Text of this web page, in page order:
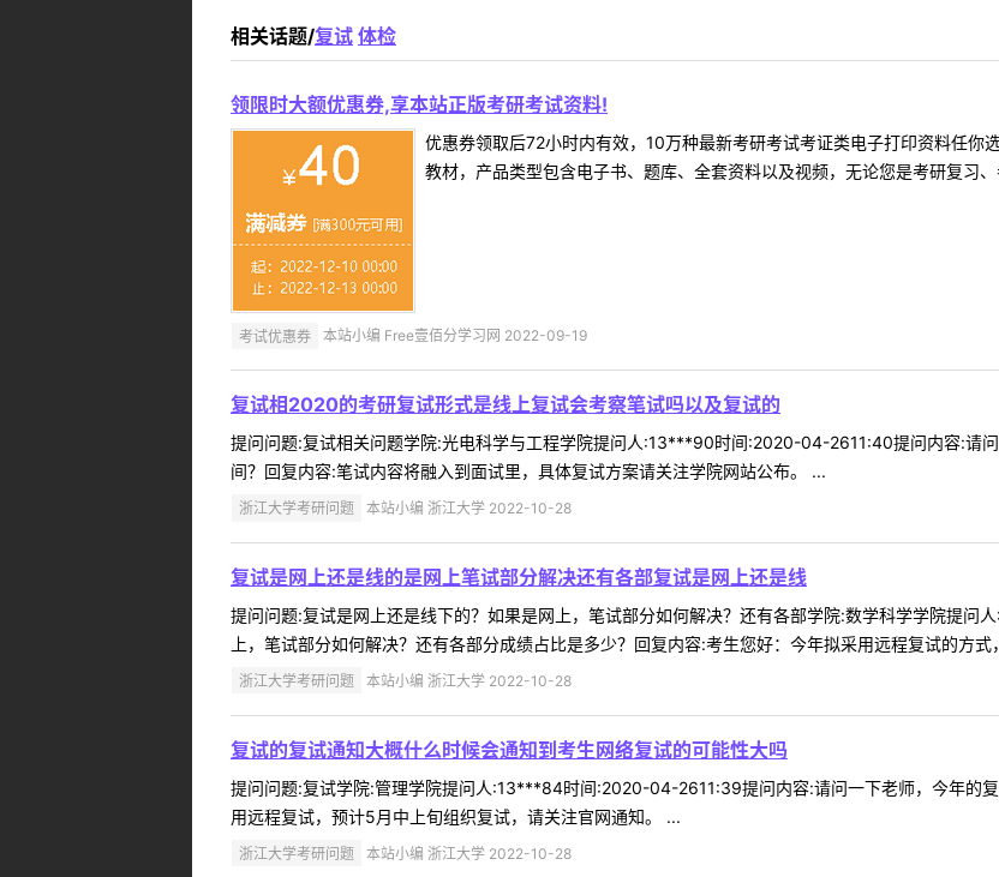
相关话题/复试 体检
领限时大额优惠券,享本站正版考研考试资料!
优惠券领取后72小时内有效，10万种最新考研考试考证类电子打印资料任
教材，产品类型包含电子书、题库、全套资料以及视频，无论您是考研复习
考试优惠券 本站小编 Free壹佰分学习网 2022-09-19
复试相2020的考研复试形式是线上复试会考察笔试吗以及复试的
提问问题:复试相关问题学院:光电科学与工程学院提问人:13***90时间:2020-04-2611:40提问内容:请
间？回复内容:笔试内容将融入到面试里，具体复试方案请关注学院网站公布。 ...
浙江大学考研问题 本站小编 浙江大学 2022-10-28
复试是网上还是线的是网上笔试部分解决还有各部复试是网上还是线
提问问题:复试是网上还是线下的？如果是网上，笔试部分如何解决？还有各部学院:数学科学学院提
上，笔试部分如何解决？还有各部分成绩占比是多少？回复内容:考生您好：今年拟采用远程复试的方
浙江大学考研问题 本站小编 浙江大学 2022-10-28
复试的复试通知大概什么时候会通知到考生网络复试的可能性大吗
提问问题:复试学院:管理学院提问人:13***84时间:2020-04-2611:39提问内容:请问一下老师，今年的
用远程复试，预计5月中上旬组织复试，请关注官网通知。 ...
浙江大学考研问题 本站小编 浙江大学 2022-10-28